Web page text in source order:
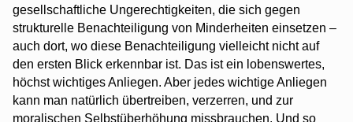
gesellschaftliche Ungerechtigkeiten, die sich gegen
strukturelle Benachteiligung von Minderheiten einsetzen –
auch dort, wo diese Benachteiligung vielleicht nicht auf
den ersten Blick erkennbar ist. Das ist ein lobenswertes,
höchst wichtiges Anliegen. Aber jedes wichtige Anliegen
kann man natürlich übertreiben, verzerren, und zur
moralischen Selbstüberhöhung missbrauchen. Und so